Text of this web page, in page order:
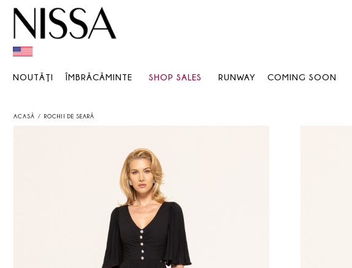
NOUTĂŢI ÎMBRĂCĂMINTE SHOP SALES RUNWAY COMING SOON
ACASĂ ROCHII DE SEARĂ